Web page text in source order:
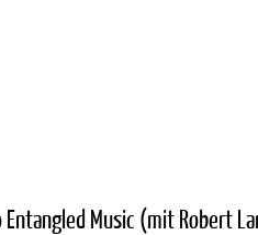
Entangled Music (mit Robert